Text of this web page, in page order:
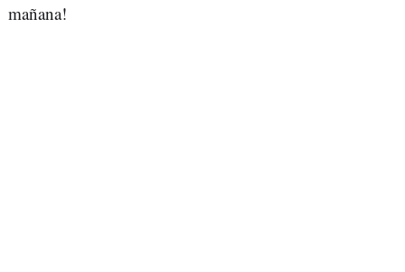
mañana!